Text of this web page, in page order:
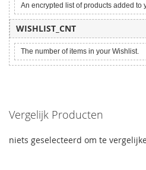
An encrypted list of products added to
WISHLIST_CNT
The number of items in your Wishlist.
Vergelijk Producten
niets geselecteerd om te